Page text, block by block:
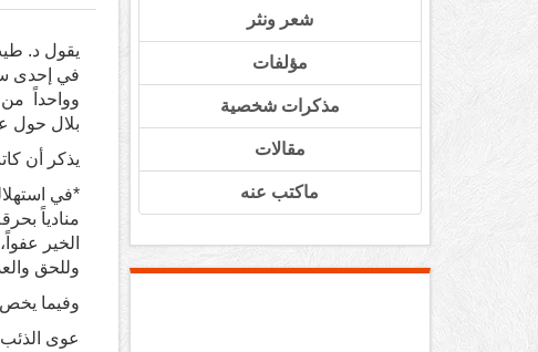
شعر ونثر
مؤلفات
مذكرات شخصية
مقالات
ماكتب عنه
يقول د.
في إحدى
وواحداً من
بلال حول
يذكر أن
*في
منادياً
الخير
وللحق
وفيما يخص
عوى